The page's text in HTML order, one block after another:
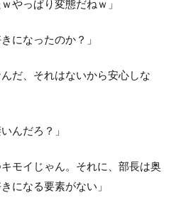
やっぱり変態だねｗ」
になったのか？」
だ、それはないから安心しな
んだろ？」
キモイじゃん。それに、部長は奥
になる要素がない」